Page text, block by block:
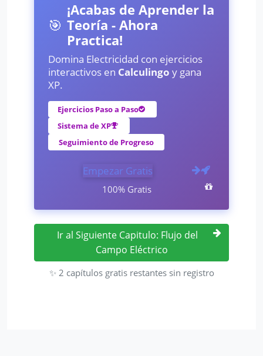
🎯
¡Acabas de Aprender la
Teoría - Ahora
Practica!
Domina Electricidad con ejercicios
interactivos en Calculingo y gana
XP.
Ejercicios Paso a Paso
Sistema de XP
Seguimiento de Progreso
Empezar Gratis
100% Gratis
Ir al Siguiente Capitulo: Flujo del
Campo Eléctrico
✨ 2 capítulos gratis restantes sin registro